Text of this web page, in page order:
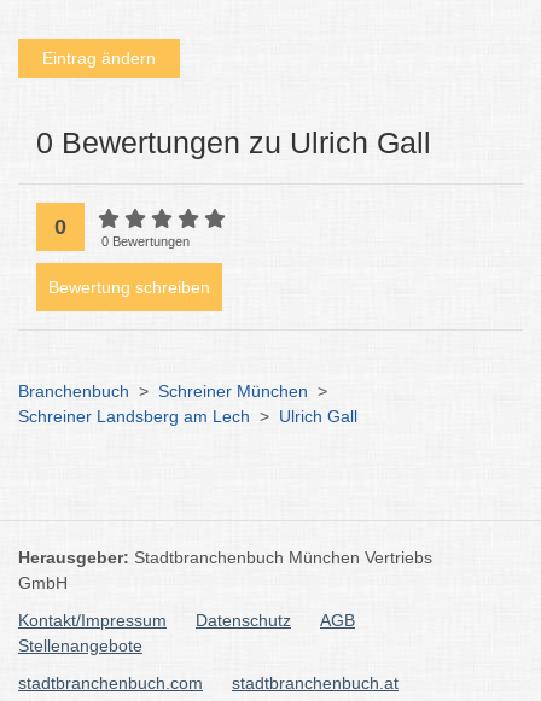
Eintrag ändern
0 Bewertungen zu Ulrich Gall
0
0 Bewertungen
Bewertung schreiben
Branchenbuch > Schreiner München >
Schreiner Landsberg am Lech > Ulrich Gall
Herausgeber: Stadtbranchenbuch München Vertriebs
GmbH
Kontakt/Impressum
Datenschutz
AGB
Stellenangebote
stadtbranchenbuch.com
stadtbranchenbuch.at